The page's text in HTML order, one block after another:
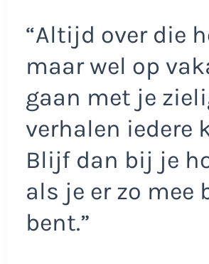
“Altijd over die
maar wel op
gaan met je
verhalen iedere
Blijf dan bij je
als je er zo mee
bent.”